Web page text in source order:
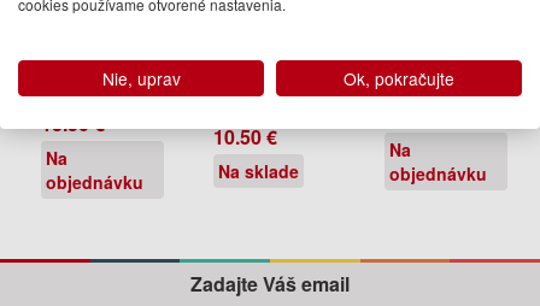
Rabbit, Run
John Updike
13.50 €
Na
objednávku
10.50 €
Na sklade
Villages
John Updike
Na
objednávku
Zadajte Váš email
Nie, uprav Ok, pokračujte